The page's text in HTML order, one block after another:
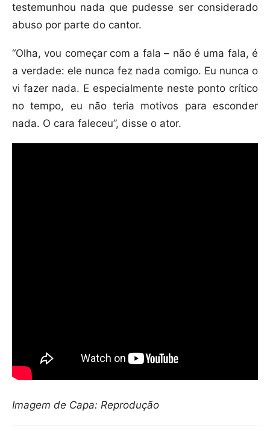
testemunhou nada que pudesse ser considerado
abuso por parte do cantor.
“Olha, vou começar com a fala – não é uma fala, é
a verdade: ele nunca fez nada comigo. Eu nunca o
vi fazer nada. E especialmente neste ponto crítico
no tempo, eu não teria motivos para esconder
nada. O cara faleceu”, disse o ator.
Imagem de Capa: Reprodução